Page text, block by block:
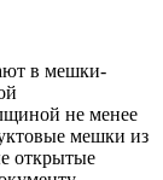
в мешки-
не менее
мешки из
открытые